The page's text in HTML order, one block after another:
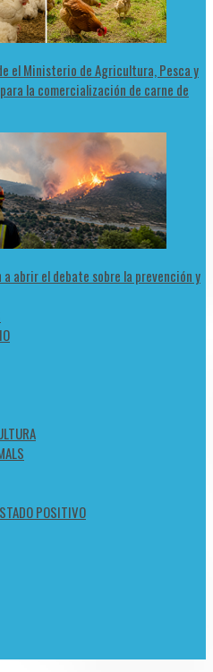
el Ministerio de Agricultura, Pesca y
la comercialización de carne de
a abrir el debate sobre la prevención y
POSITIVO